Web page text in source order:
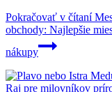
Pokračovať v čítaní
obchody: Najlepšie
nákupy